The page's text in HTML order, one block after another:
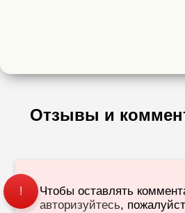
Отзывы и
!
Чтобы оставлять
авторизуйтесь,